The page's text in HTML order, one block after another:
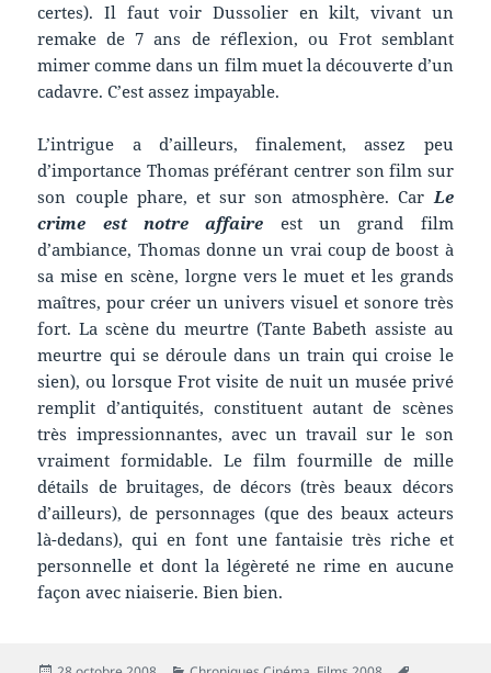
certes). Il faut voir Dussolier en kilt, vivant un
remake de 7 ans de réflexion, ou Frot semblant
mimer comme dans un film muet la découverte d’un
cadavre. C’est assez impayable.
L’intrigue a d’ailleurs, finalement, assez peu
d’importance Thomas préférant centrer son film sur
son couple phare, et sur son atmosphère. CarLe
crime est notre affaire est un grand film
d’ambiance, Thomas donne un vrai coup de boost à
sa mise en scène, lorgne vers le muet et les grands
maîtres, pour créer un univers visuel et sonore très
fort. La scène du meurtre (Tante Babeth assiste au
meurtre qui se déroule dans un train qui croise le
sien), ou lorsque Frot visite de nuit un musée privé
remplit d’antiquités, constituent autant de scènes
très impressionnantes, avec un travail sur le son
vraiment formidable. Le film fourmille de mille
détails de bruitages, de décors (très beaux décors
d’ailleurs), de personnages (que des beaux acteurs
là-dedans), qui en font une fantaisie très riche et
personnelle et dont la légèreté ne rime en aucune
façon avec niaiserie. Bien bien.